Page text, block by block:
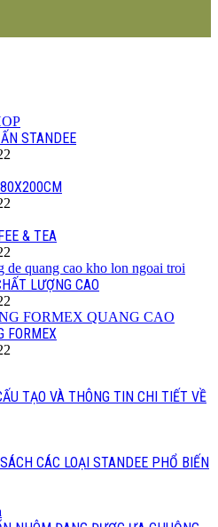
STANDEE
& TEA
LƯỢNG CAO
FORMEX
TẠO VÀ THÔNG TIN CHI TIẾT VỀ
CÁC LOẠI STANDEE PHỔ BIẾN